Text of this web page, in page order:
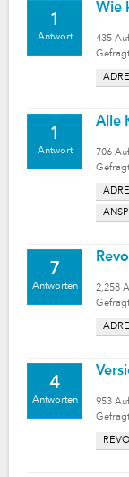
1
Antwort
Wie
435
Gefragt
1
Antwort
Alle
706
Gefragt
7
Antworten 2,258
Gefragt
4
Antworten 953
Gefragt